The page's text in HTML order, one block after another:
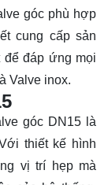
góc phù hợp
cung cấp sản
để đáp ứng mọi
Valve inox.
góc DN15 là
thiết kế hình
vị trí hẹp mà